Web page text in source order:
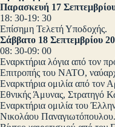
Παρασκευή 17
18: 30-19: 30
Επίσημη Τελετή Υποδοχής.
Σάββατο 18 Σεπτεμβρίου
08: 30-09: 00
Εναρκτήρια λόγια από τον
Επιτροπής του ΝΑΤΟ,
Εναρκτήρια ομιλία από τον
Εθνικής Άμυνας, Στρατηγό
Εναρκτήρια ομιλία του
Νικολάου Παναγιωτόπουλου.